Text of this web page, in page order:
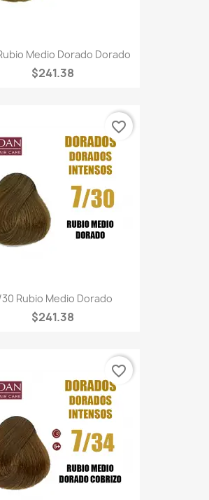
Medio Dorado Dorado
$241.38
Rubio Medio Dorado
$241.38
favorite_border
favorite_border